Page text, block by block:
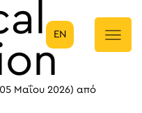
EN
Μαΐου 2026) από